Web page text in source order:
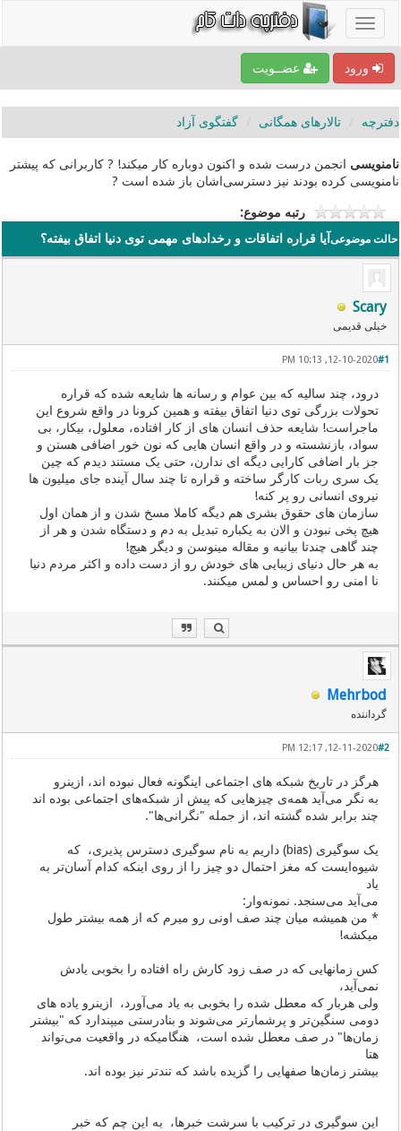
ورود عضــویت
دفترچه تالارهای همگانی گفتگوی آزاد
نامنویسی انجمن درست شده و اکنون دوباره کار میکند! ? کاربرانی که پیشتر
نامنویسی کرده بودند نیز دسترسی‌اشان باز شده است ?
رتبه موضوع:
حالت موضوعی آیا قراره اتفاقات و رخدادهای مهمی توی دنیا اتفاق بیفته؟
Scary
خیلی قدیمی
#1
12-10-2020, 10:13 PM
درود، چند سالیه که بین عوام و رسانه ها شایعه شده که قراره
تحولات بزرگی توی دنیا اتفاق بیفته و همین کرونا در واقع شروع این
ماجراست! شایعه حذف انسان های از کار افتاده، معلول، بیکار، بی
سواد، بازنشسته و در واقع انسان هایی که نون خور اضافی هستن و
جز بار اضافی کارایی دیگه ای ندارن، حتی یک مستند دیدم که چین
یک سری ربات کارگر ساخته و قراره تا چند سال آینده جای میلیون ها
نیروی انسانی رو پر کنه!
سازمان های حقوق بشری هم دیگه کاملا مسخ شدن و از همان اول
هیچ پخی نبودن و الان به یکباره تبدیل به دم و دستگاه شدن و هر از
چند گاهی چندتا بیانیه و مقاله مینوسن و دیگر هیچ!
به هر حال دنیای زیبایی های خودش رو از دست داده و اکثر مردم دنیا
نا امنی رو احساس و لمس میکنند.
Mehrbod
گرداننده
#2
12-11-2020, 12:17 PM
هرگز در تاریخ شبکه های اجتماعی اینگونه فعال نبوده اند، ازینرو
به نگر می‌آید همه‌ی چیزهایی که پیش از شبکه‌های اجتماعی بوده اند
چند برابر شده گشته اند، از جمله "نگرانی‌ها".
یک سوگیری (bias) داریم به نام سوگیری دسترس پذیری، که
شیوه‌ایست که مغز احتمال دو چیز را از روی اینکه کدام آسان‌تر به
یاد
می‌آید می‌سنجد. نمونه‌وار‌:
* من همیشه میان چند صف اونی رو میرم که از همه بیشتر طول
میکشه‌‌‌!
کس زمانهایی که در صف زود کارش راه افتاده را بخوبی یادش
نمی‌آید،
ولی هربار که معطل شده را بخوبی به یاد می‌آورد، ازینرو یاده های
دومی سنگین‌تر و پرشمار‌تر می‌شوند و بنادرستی میپندارد که "بیشتر
زمان‌ها" در صف معطل شده است، هنگامیکه در واقعیت می‌تواند
هتا
بیشتر زمان‌ها صفهایی را گزیده باشد که تندتر نیز بوده اند.
این سوگیری در ترکیب با سرشت خبرها، به این چم که خبر